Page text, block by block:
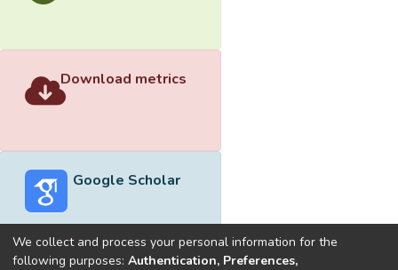
Download metrics
Google Scholar
We collect and process your personal information for the
following purposes: Authentication, Preferences,